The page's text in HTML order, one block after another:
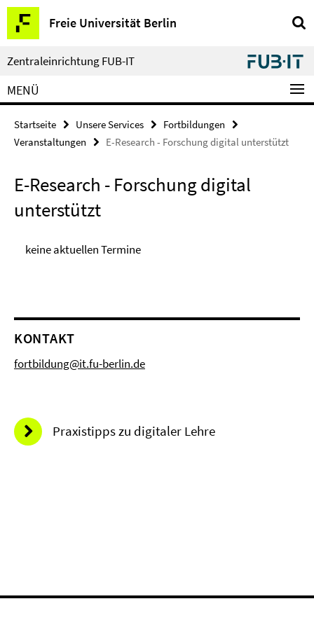
Springe
direkt
zu
Inhalt
Freie Universität Berlin
Service-
Navigation
Zentraleinrichtung FUB-IT
MENÜ
Startseite Unsere Services
Fortbildungen
Veranstaltungen
E-Research - Forschung digital unterstützt
E-Research - Forschung digital
unterstützt
keine aktuellen Termine
KONTAKT
fortbildung@it.fu-berlin.de
Praxistipps zu digitaler Lehre